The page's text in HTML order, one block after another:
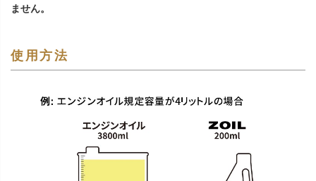
ません。
使用方法